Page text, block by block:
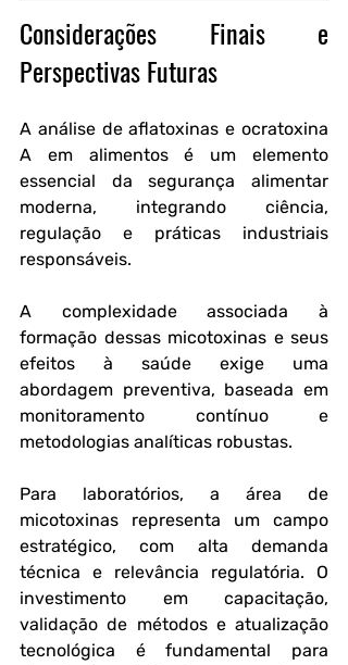
Considerações Finais e
Perspectivas Futuras
A análise de aflatoxinas e ocratoxina
A em alimentos é um elemento
essencial da segurança alimentar
moderna, integrando ciência,
regulação e práticas industriais
responsáveis.
A complexidade associada à
formação dessas micotoxinas e seus
efeitos à saúde exige uma
abordagem preventiva, baseada em
monitoramento contínuo e
metodologias analíticas robustas.
Para laboratórios, a área de
micotoxinas representa um campo
estratégico, com alta demanda
técnica e relevância regulatória. O
investimento em capacitação,
validação de métodos e atualização
tecnológica é fundamental para